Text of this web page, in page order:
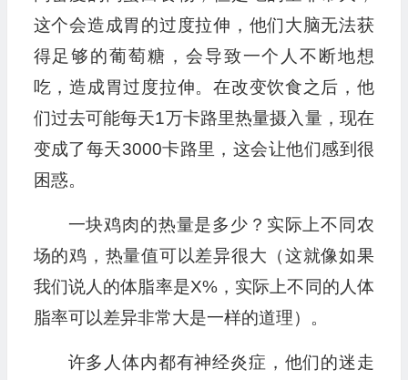
这个会造成胃的过度拉伸，他们大脑无法获
得足够的葡萄糖，会导致一个人不断地想
吃，造成胃过度拉伸。在改变饮食之后，他
们过去可能每天1万卡路里热量摄入量，现在
变成了每天3000卡路里，这会让他们感到很
困惑。
一块鸡肉的热量是多少？实际上不同农
场的鸡，热量值可以差异很大（这就像如果
我们说人的体脂率是X%，实际上不同的人体
脂率可以差异非常大是一样的道理）。
许多人体内都有神经炎症，他们的迷走